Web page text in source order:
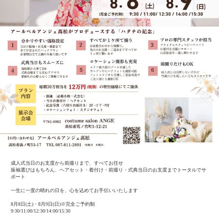
成人式当日のお支度から前撮りまで、すべてお任せ
振袖選びはもちろん、ヘアセット・着付け・前撮り・式典当日のお支度までトータルでサ
ポート
一生に一度の晴れの日を、心を込めてお手伝いいたします
8月8日(土)・8月9日(日)※完全ご予約制
9:30/11:00/12:30/14:00/15:30